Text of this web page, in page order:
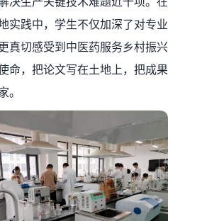
实践中，学生不仅加深了对专业
真切感受到中医药服务乡村振兴
命，把论文写在土地上，把成果
。